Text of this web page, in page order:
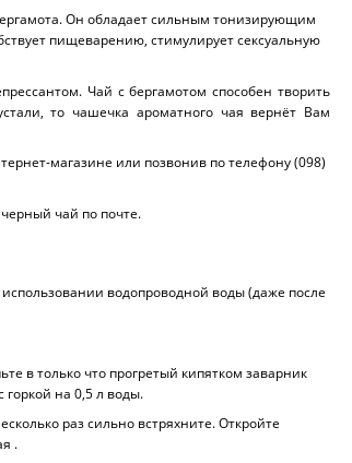
Он обладает сильным тонизирующим
пищеварению, стимулирует сексуальную
Чай с бергамотом способен творить
то чашечка ароматного чая вернёт Вам
магазине или позвонив по телефону (098)
чай по почте.
водопроводной воды (даже после
в только что прогретый кипятком заварник
горкой на 0,5 л воды.
раз сильно встряхните. Откройте
.